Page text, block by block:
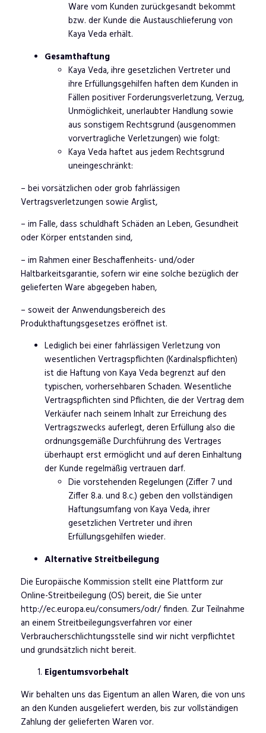
Ware vom Kunden zurückgesandt bekommt
bzw. der Kunde die Austauschlieferung von
Kaya Veda erhält.
Gesamthaftung
Kaya Veda, ihre gesetzlichen Vertreter und
ihre Erfüllungsgehilfen haften dem Kunden in
Fällen positiver Forderungsverletzung, Verzug,
Unmöglichkeit, unerlaubter Handlung sowie
aus sonstigem Rechtsgrund (ausgenommen
vorvertragliche Verletzungen) wie folgt:
Kaya Veda haftet aus jedem Rechtsgrund
uneingeschränkt:
– bei vorsätzlichen oder grob fahrlässigen
Vertragsverletzungen sowie Arglist,
– im Falle, dass schuldhaft Schäden an Leben, Gesundheit
oder Körper entstanden sind,
– im Rahmen einer Beschaffenheits- und/oder
Haltbarkeitsgarantie, sofern wir eine solche bezüglich der
gelieferten Ware abgegeben haben,
– soweit der Anwendungsbereich des
Produkthaftungsgesetzes eröffnet ist.
Lediglich bei einer fahrlässigen Verletzung von
wesentlichen Vertragspflichten (Kardinalspflichten)
ist die Haftung von Kaya Veda begrenzt auf den
typischen, vorhersehbaren Schaden. Wesentliche
Vertragspflichten sind Pflichten, die der Vertrag dem
Verkäufer nach seinem Inhalt zur Erreichung des
Vertragszwecks auferlegt, deren Erfüllung also die
ordnungsgemäße Durchführung des Vertrages
überhaupt erst ermöglicht und auf deren Einhaltung
der Kunde regelmäßig vertrauen darf.
Die vorstehenden Regelungen (Ziffer 7 und
Ziffer 8.a. und 8.c.) geben den vollständigen
Haftungsumfang von Kaya Veda, ihrer
gesetzlichen Vertreter und ihren
Erfüllungsgehilfen wieder.
Alternative Streitbeilegung
Die Europäische Kommission stellt eine Plattform zur
Online-Streitbeilegung (OS) bereit, die Sie unter
http://ec.europa.eu/consumers/odr/ finden. Zur Teilnahme
an einem Streitbeilegungsverfahren vor einer
Verbraucherschlichtungsstelle sind wir nicht verpflichtet
und grundsätzlich nicht bereit.
Eigentumsvorbehalt
Wir behalten uns das Eigentum an allen Waren, die von uns
an den Kunden ausgeliefert werden, bis zur vollständigen
Zahlung der gelieferten Waren vor.